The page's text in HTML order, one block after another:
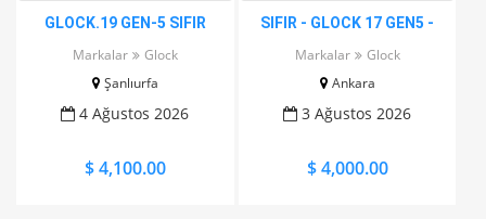
GLOCK.19 GEN-5 SIFIR
Markalar
Glock
Şanlıurfa
4 Ağustos 2026
$ 4,100.00
SIFIR - GLOCK 17 GEN5 -
Markalar
Glock
Ankara
3 Ağustos 2026
$ 4,000.00